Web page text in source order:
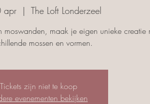
apr
  |
The Loft Londerzeel
maak je eigen unieke creatie
mossen en vormen.
Tickets zijn niet te koop
evenementen bekijken